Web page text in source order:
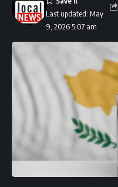
Last updated: May
9, 2026 5:07 am